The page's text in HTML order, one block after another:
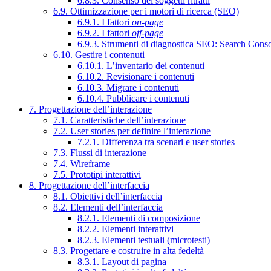
6.9. Ottimizzazione per i motori di ricerca (SEO)
6.9.1. I fattori on-page
6.9.2. I fattori off-page
6.9.3. Strumenti di diagnostica SEO: Search
6.10. Gestire i contenuti
6.10.1. L’inventario dei contenuti
6.10.2. Revisionare i contenuti
6.10.3. Migrare i contenuti
6.10.4. Pubblicare i contenuti
7. Progettazione dell’interazione
7.1. Caratteristiche dell’interazione
7.2. User stories per definire l’interazione
7.2.1. Differenza tra scenari e user stories
7.3. Flussi di interazione
7.4. Wireframe
7.5. Prototipi interattivi
8. Progettazione dell’interfaccia
8.1. Obiettivi dell’interfaccia
8.2. Elementi dell’interfaccia
8.2.1. Elementi di composizione
8.2.2. Elementi interattivi
8.2.3. Elementi testuali (microtesti)
8.3. Progettare e costruire in alta fedeltà
8.3.1. Layout di pagina